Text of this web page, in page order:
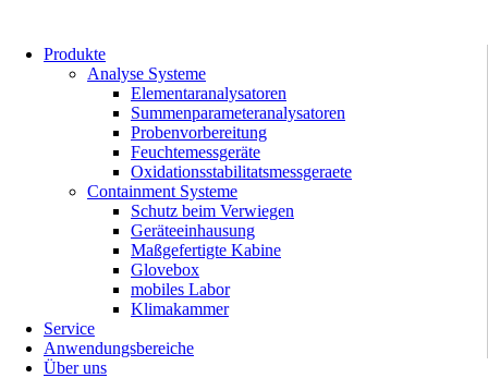
springenProdukte
Analyse Systeme
Elementaranalysatoren
Summenparameteranalysatoren
Probenvorbereitung
Feuchtemessgeräte
Oxidationsstabilitatsmessgeraete
Containment Systeme
Schutz beim Verwiegen
Geräteeinhausung
Maßgefertigte Kabine
Glovebox
mobiles Labor
Klimakammer
Service
Anwendungsbereiche
Über uns